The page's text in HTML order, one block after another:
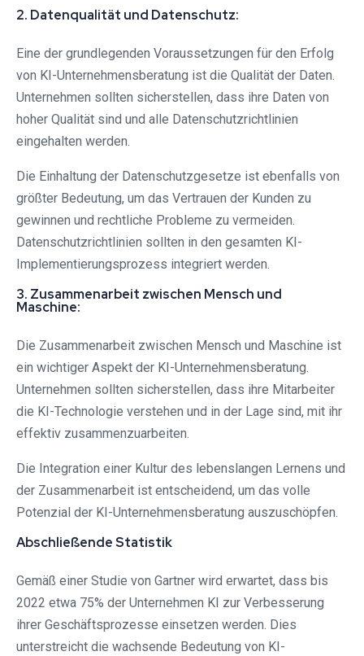
2. Datenqualität und Datenschutz:
Eine der grundlegenden Voraussetzungen für den Erfolg
von KI-Unternehmensberatung ist die Qualität der Daten.
Unternehmen sollten sicherstellen, dass ihre Daten von
hoher Qualität sind und alle Datenschutzrichtlinien
eingehalten werden.
Die Einhaltung der Datenschutzgesetze ist ebenfalls von
größter Bedeutung, um das Vertrauen der Kunden zu
gewinnen und rechtliche Probleme zu vermeiden.
Datenschutzrichtlinien sollten in den gesamten KI-
Implementierungsprozess integriert werden.
3. Zusammenarbeit zwischen Mensch und
Maschine:
Die Zusammenarbeit zwischen Mensch und Maschine ist
ein wichtiger Aspekt der KI-Unternehmensberatung.
Unternehmen sollten sicherstellen, dass ihre Mitarbeiter
die KI-Technologie verstehen und in der Lage sind, mit ihr
effektiv zusammenzuarbeiten.
Die Integration einer Kultur des lebenslangen Lernens und
der Zusammenarbeit ist entscheidend, um das volle
Potenzial der KI-Unternehmensberatung auszuschöpfen.
Abschließende Statistik
Gemäß einer Studie von Gartner wird erwartet, dass bis
2022 etwa 75% der Unternehmen KI zur Verbesserung
ihrer Geschäftsprozesse einsetzen werden. Dies
unterstreicht die wachsende Bedeutung von KI-